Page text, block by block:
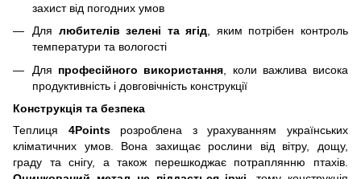
захист від погодних умов
Для любителів зелені та ягід , яким потрібен контроль
температури та вологості
Для професійного використання , коли важлива висока
продуктивність і довговічність конструкції
Конструкція та безпека
Теплиця 4Pointsрозроблена з урахуванням українських
кліматичних умов. Вона захищає рослини від вітру, дощу,
граду та снігу, а також перешкоджає потраплянню птахів.